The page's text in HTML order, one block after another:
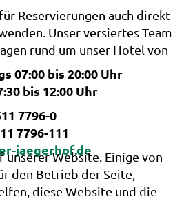
Reservierungen auch direkt
Unser versiertes Team
rund um unser Hotel von
07:00 bis 20:00 Uhr
bis 12:00 Uhr
7796-0
7796-111
jaegerhof.de
unserer Website. Einige von
den Betrieb der Seite,
diese Website und die